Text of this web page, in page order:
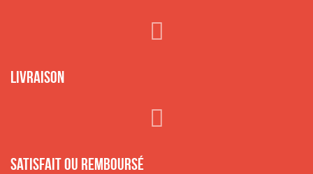
Livraison
Satisfait ou remboursé